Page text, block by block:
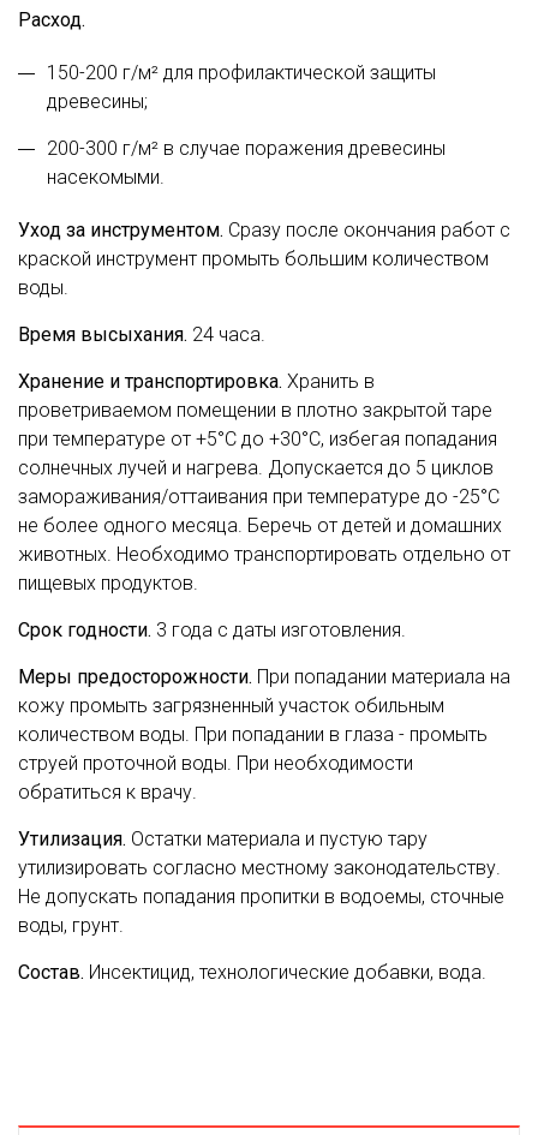
Расход.
150-200 г/м² для профилактической защиты
древесины;
200-300 г/м² в случае поражения древесины
насекомыми.
Уход за инструментом. Сразу после окончания работ с
краской инструмент промыть большим количеством
воды.
Время высыхания. 24 часа.
Хранение и транспортировка. Хранить в
проветриваемом помещении в плотно закрытой таре
при температуре от +5°С до +30°С, избегая попадания
солнечных лучей и нагрева. Допускается до 5 циклов
замораживания/оттаивания при температуре до -25°С
не более одного месяца. Беречь от детей и домашних
животных. Необходимо транспортировать отдельно от
пищевых продуктов.
Срок годности. 3 года с даты изготовления.
Меры предосторожности. При попадании материала на
кожу промыть загрязненный участок обильным
количеством воды. При попадании в глаза - промыть
струей проточной воды. При необходимости
обратиться к врачу.
Утилизация. Остатки материала и пустую тару
утилизировать согласно местному законодательству.
Не допускать попадания пропитки в водоемы, сточные
воды, грунт.
Состав. Инсектицид, технологические добавки, вода.